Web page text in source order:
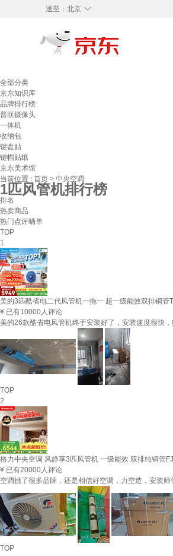
◇
送至： 北京
全部分类
京东知识库
品牌排行榜
普联摄像头
一体机
收纳包
键盘贴
键帽贴纸
京东美术馆
当前位置 : 首页 > 中央空调
1匹风管机排行榜
排名
热卖商品
热门点评晒单
TOP
1
美的3匹酷省电二代风管机一拖一 超一级能效双排铜
¥ 已有10000人评论
美的26款酷省电风管机终于安装好了，安装速度很快
TOP
2
格力中央空调 风静享3匹风管机 一级能效 双排纯铜管
¥ 已有20000人评论
空调挑了很多品牌，还是相信好空调，力空造，安装
TOP